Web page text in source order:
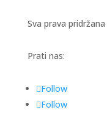
Sva prava
Prati nas:
Follow
Follow